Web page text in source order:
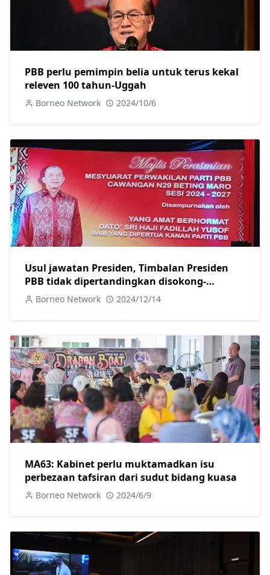
PBB perlu pemimpin belia untuk terus kekal
releven 100 tahun-Uggah
Borneo Network 2024/10/6
Usul jawatan Presiden, Timbalan Presiden
PBB tidak dipertandingkan disokong-
Fadillah
Borneo Network 2024/12/14
MA63: Kabinet perlu muktamadkan isu
perbezaan tafsiran dari sudut bidang kuasa
Borneo Network 2024/6/9